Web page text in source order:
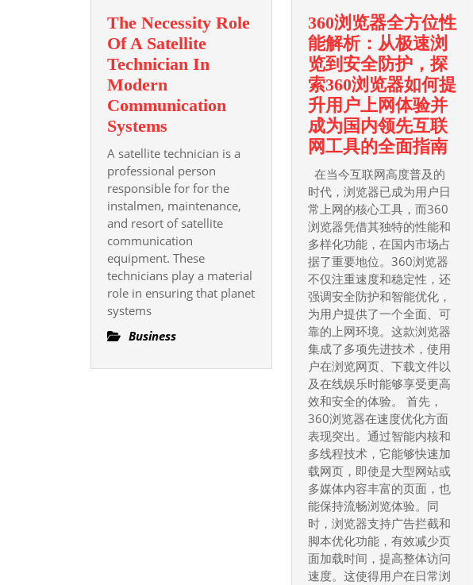
and
Installation
Call
365 5218
희
망
뱅
크
신
용
카
드
현
금
화
The Necessity Role
Of A Satellite
Technician In
Modern
Communication
Systems
Necessity
Role
Of
A
Satellite
Technician
In
Modern
Systems
A satellite technician is a
professional person
responsible for for the
instalmen, maintenance,
and resort of satellite
communication
equipment. These
technicians play a material
role in ensuring that planet
systems
Business
360浏览器全方位性
能解析：从极速浏
览到安全防护，探
索360浏览器如何提
升用户上网体验并
成为国内领先互联
网工具的全面指南360
览
器
全
方
位
性
能
解
析：
从
极
速
浏
览
到
安
全
防
护，
探
在当今互联网高度普及的
时代，浏览器已成为用户日
常上网的核心工具，而360
浏览器凭借其独特的性能和
多样化功能，在国内市场占
据了重要地位。360浏览器
不仅注重速度和稳定性，还
强调安全防护和智能优化，
为用户提供了一个全面、可
靠的上网环境。这款浏览器
集成了多项先进技术，使用
户在浏览网页、下载文件以
及在线娱乐时能够享受更高
效和安全的体验。 首先，
360浏览器在速度优化方面
表现突出。通过智能内核和
多线程技术，它能够快速加
载网页，即使是大型网站或
多媒体内容丰富的页面，也
能保持流畅浏览体验。同
时，浏览器支持广告拦截和
脚本优化功能，有效减少页
面加载时间，提高整体访问
速度。这使得用户在日常浏